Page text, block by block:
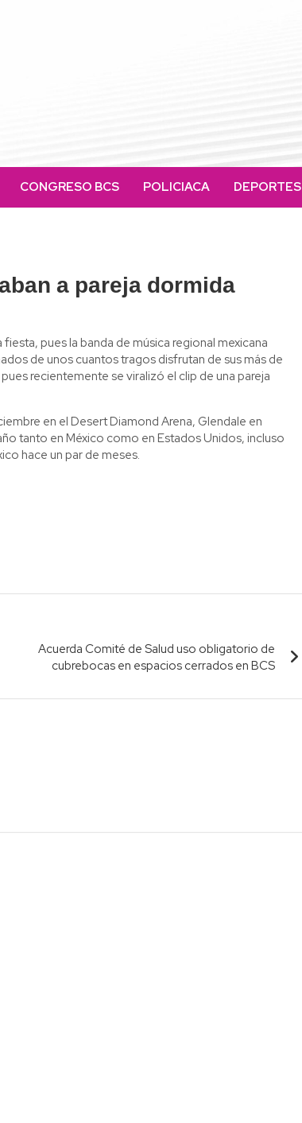
CONGRESO BCS POLICIACA DEPORTES
a pareja dormida
pues la banda de música regional mexicana
de unos cuantos tragos disfrutan de sus más de
recientemente se viralizó el clip de una pareja
en el Desert Diamond Arena, Glendale en
tanto en México como en Estados Unidos, incluso
hace un par de meses.
Acuerda Comité de Salud uso obligatorio de
cubrebocas en espacios cerrados en BCS